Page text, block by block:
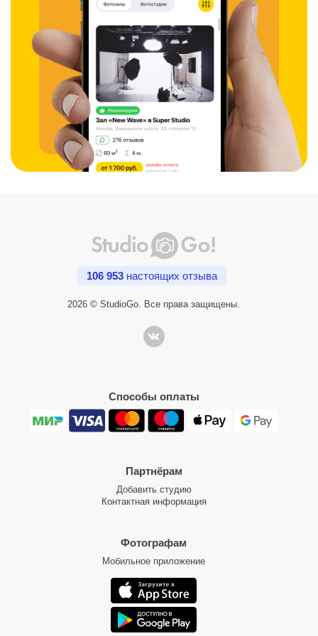
106 953 настоящих отзыва
2026 © StudioGo. Все права защищены.
Способы оплаты
Партнёрам
Добавить студию
Контактная информация
Фотографам
Мобильное приложение